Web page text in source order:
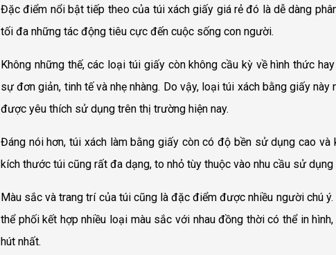
Đặc điểm nổi bật tiếp theo của túi xách giấy giá rẻ đó là dễ dàng
tối đa những tác động tiêu cực đến cuộc sống con người.
Không những thế, các loại túi giấy còn không cầu kỳ về hình thức
sự đơn giản, tinh tế và nhẹ nhàng. Do vậy, loại túi xách bằng giấy
được yêu thích sử dụng trên thị trường hiện nay.
Đáng nói hơn, túi xách làm bằng giấy còn có độ bền sử dụng cao và
kích thước túi cũng rất đa dạng, to nhỏ tùy thuộc vào nhu cầu sử dụng
Màu sắc và trang trí của túi cũng là đặc điểm được nhiều người chú
thể phối kết hợp nhiều loại màu sắc với nhau đồng thời có thể in
hút nhất.